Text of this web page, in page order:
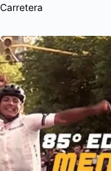
Carretera